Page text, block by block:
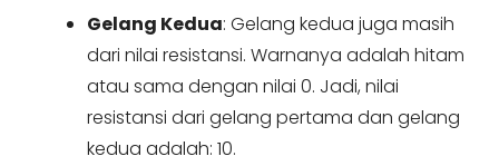
Gelang Kedua: Gelang kedua juga masih
dari nilai resistansi. Warnanya adalah hitam
atau sama dengan nilai 0. Jadi, nilai
resistansi dari gelang pertama dan gelang
kedua adalah: 10.